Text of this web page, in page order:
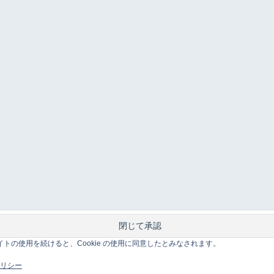
の使用を続けると、Cookie の使用に同意したとみなされます。
シー